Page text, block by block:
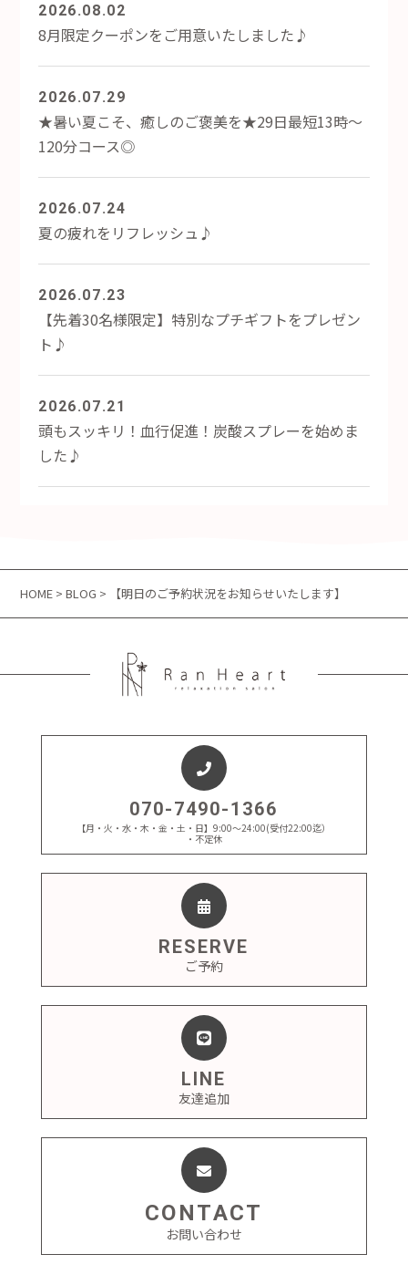
2026.08.02
8月限定クーポンをご用意いたしました♪
2026.07.29
★暑い夏こそ、癒しのご褒美を★29日最短13時～
120分コース◎
2026.07.24
夏の疲れをリフレッシュ♪
2026.07.23
【先着30名様限定】特別なプチギフトをプレゼン
ト♪
2026.07.21
頭もスッキリ！血行促進！炭酸スプレーを始めま
した♪
HOME >BLOG > 【明日のご予約状況をお知らせいたします】
070-7490-1366
【月・火・水・木・金・土・日】9:00～24:00(受付22:00迄）
・不定休
RESERVE
ご予約
LINE
友達追加
CONTACT
お問い合わせ